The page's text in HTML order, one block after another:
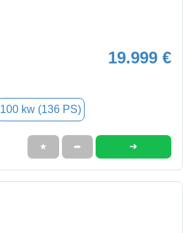
19.999 €
100 kw (136 PS)
★ ➦ ➜